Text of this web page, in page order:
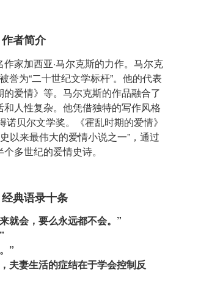
者简介
家加西亚·马尔克斯的力作。马尔克
誉为“二十世纪文学标杆”。他的代表
爱情》等。马尔克斯的作品融合了
人性复杂。他凭借独特的写作风格
贝尔文学奖。《霍乱时期的爱情》
以来最伟大的爱情小说之一”，通过
多世纪的爱情史诗。
典语录十条
就会，要么永远都不会。”
”
夫妻生活的症结在于学会控制反